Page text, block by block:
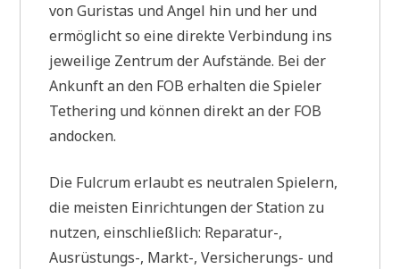
von Guristas und Angel hin und her und
ermöglicht so eine direkte Verbindung ins
jeweilige Zentrum der Aufstände. Bei der
Ankunft an den FOB erhalten die Spieler
Tethering und können direkt an der FOB
andocken.
Die Fulcrum erlaubt es neutralen Spielern,
die meisten Einrichtungen der Station zu
nutzen, einschließlich: Reparatur-,
Ausrüstungs-, Markt-, Versicherungs- und